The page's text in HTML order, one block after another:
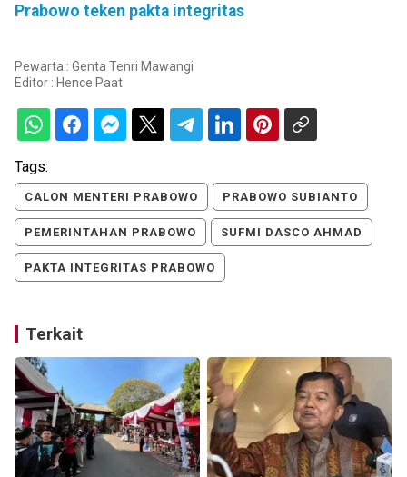
Prabowo teken pakta integritas
Pewarta : Genta Tenri Mawangi
Editor : Hence Paat
Tags:
CALON MENTERI PRABOWO PRABOWO SUBIANTO
PEMERINTAHAN PRABOWO SUFMI DASCO AHMAD
PAKTA INTEGRITAS PRABOWO
Terkait